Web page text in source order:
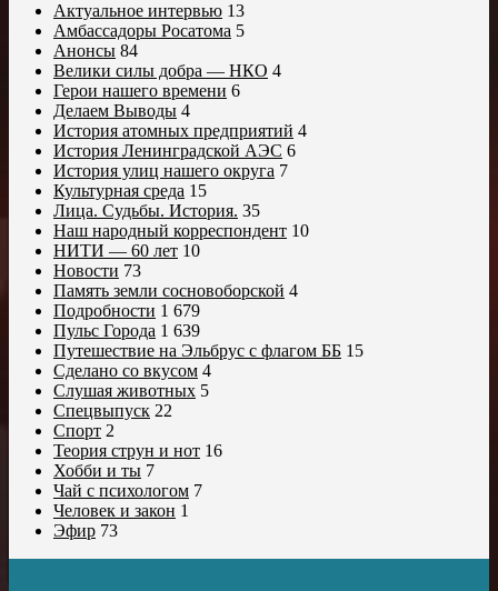
Актуальное интервью 13
Амбассадоры Росатома 5
Анонсы 84
Велики силы добра — НКО 4
Герои нашего времени 6
Делаем Выводы 4
История атомных предприятий 4
История Ленинградской АЭС 6
История улиц нашего округа 7
Культурная среда 15
Лица. Судьбы. История. 35
Наш народный корреспондент 10
НИТИ — 60 лет 10
Новости 73
Память земли сосновоборской 4
Подробности 1 679
Пульс Города 1 639
Путешествие на Эльбрус с флагом ББ 15
Сделано со вкусом 4
Слушая животных 5
Спецвыпуск 22
Спорт 2
Теория струн и нот 16
Хобби и ты 7
Чай с психологом 7
Человек и закон 1
Эфир 73